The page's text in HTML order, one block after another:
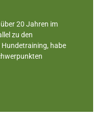
20 Jahren im
zu den
habe